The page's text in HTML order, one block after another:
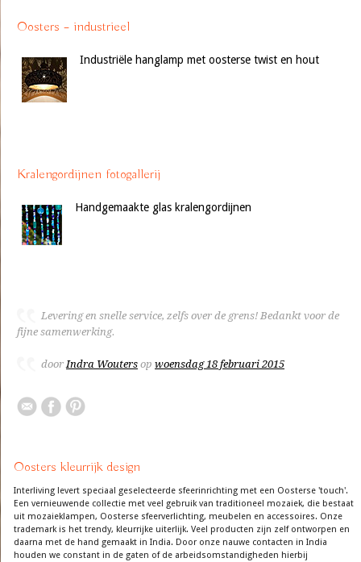
Oosters – industrieel
Industriële hanglamp met oosterse twist en hout
Kralengordijnen fotogallerij
Handgemaakte glas kralengordijnen
Levering en snelle service, zelfs over de grens! Bedankt voor de
fijne samenwerking.
doorIndra Wouters op woensdag 18 februari 2015
Oosters kleurrijk design
Interliving levert speciaal geselecteerde sfeerinrichting met een Oosterse 'touch'.
Een vernieuwende collectie met veel gebruik van traditioneel mozaiek, die bestaat
uit mozaieklampen, Oosterse sfeerverlichting, meubelen en accessoires. Onze
trademark is het trendy, kleurrijke uiterlijk. Veel producten zijn zelf ontworpen en
daarna met de hand gemaakt in India. Door onze nauwe contacten in India
houden we constant in de gaten of de arbeidsomstandigheden hierbij